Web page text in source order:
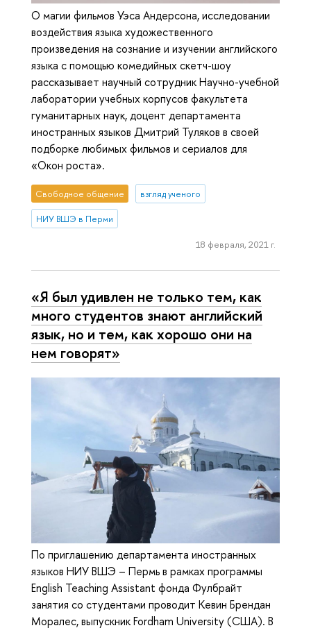
О магии фильмов Уэса Андерсона, исследовании
воздействия языка художественного
произведения на сознание и изучении английского
языка с помощью комедийных скетч-шоу
рассказывает научный сотрудник Научно-учебной
лаборатории учебных корпусов факультета
гуманитарных наук, доцент департамента
иностранных языков Дмитрий Туляков в своей
подборке любимых фильмов и сериалов для
«Окон роста».
Свободное общение взгляд ученого
НИУ ВШЭ в Перми
18 февраля, 2021 г.
«Я был удивлен не только тем, как
много студентов знают английский
язык, но и тем, как хорошо они на
нем говорят»
По приглашению департамента иностранных
языков НИУ ВШЭ – Пермь в рамках программы
English Teaching Assistant фонда Фулбрайт
занятия со студентами проводит Кевин Брендан
Моралес, выпускник Fordham University (США). В